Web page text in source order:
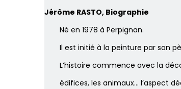
Jérôme RASTO, Biographie
Né en 1978 à Perpignan.
Il est initié à la peinture par son
L’histoire commence avec la
édifices, les animaux… l’aspect